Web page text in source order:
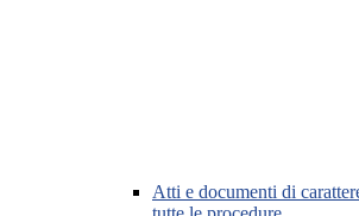
Atti e documenti di